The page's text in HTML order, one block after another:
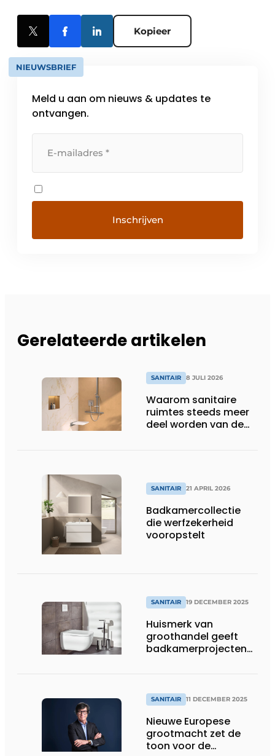
Kopieer
NIEUWSBRIEF
Meld u aan om nieuws & updates te
ontvangen.
Gerelateerde artikelen
SANITAIR 8 JULI 2026
Waarom sanitaire
ruimtes steeds meer
deel worden van de
SANITAIR 21 APRIL 2026
Badkamercollectie
die werfzekerheid
vooropstelt
SANITAIR 19 DECEMBER 2025
Huismerk van
groothandel geeft
badkamerprojecten
SANITAIR 11 DECEMBER 2025
Nieuwe Europese
grootmacht zet de
toon voor de